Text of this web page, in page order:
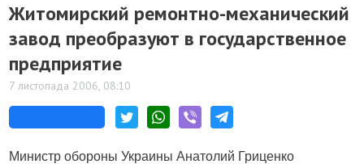
Житомирский ремонтно-механический
завод преобразуют в государственное
предприятие
7 листопада 2006, 08:10
Министр обороны Украины Анатолий Гриценко